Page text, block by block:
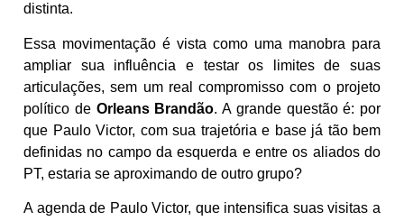
distinta.
Essa movimentação é vista como uma manobra para
ampliar sua influência e testar os limites de suas
articulações, sem um real compromisso com o projeto
político de Orleans Brandão. A grande questão é: por
que Paulo Victor, com sua trajetória e base já tão bem
definidas no campo da esquerda e entre os aliados do
PT, estaria se aproximando de outro grupo?
A agenda de Paulo Victor, que intensifica suas visitas a